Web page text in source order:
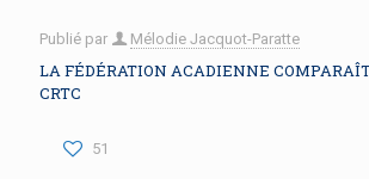
Publié par Mélodie Jacquot-Paratte
LA FÉDÉRATION ACADIENNE
CRTC
51